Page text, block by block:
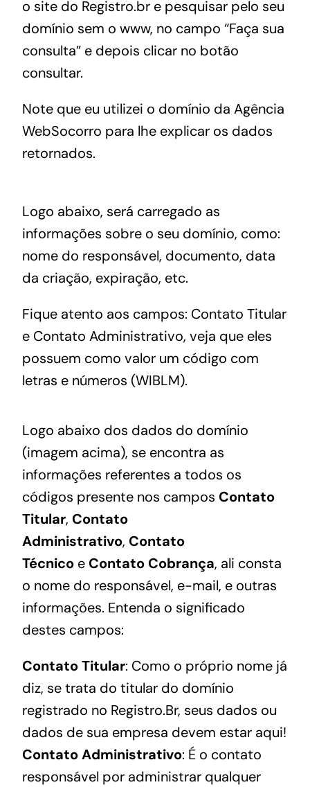
o site do Registro.br e pesquisar pelo seu
domínio sem o www, no campo “Faça sua
consulta” e depois clicar no botão
consultar.
Note que eu utilizei o domínio da Agência
WebSocorro para lhe explicar os dados
retornados.
Logo abaixo, será carregado as
informações sobre o seu domínio, como:
nome do responsável, documento, data
da criação, expiração, etc.
Fique atento aos campos: Contato Titular
e Contato Administrativo, veja que eles
possuem como valor um código com
letras e números (WIBLM).
Logo abaixo dos dados do domínio
(imagem acima), se encontra as
informações referentes a todos os
códigos presente nos campos Contato
Titular, Contato
Administrativo, Contato
Técnicoe Contato Cobrança, ali consta
o nome do responsável, e-mail, e outras
informações. Entenda o significado
destes campos:
Contato Titular: Como o próprio nome já
diz, se trata do titular do domínio
registrado no Registro.Br, seus dados ou
dados de sua empresa devem estar aqui!
Contato Administrativo: É o contato
responsável por administrar qualquer